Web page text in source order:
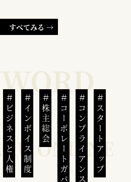
すべてみる →
ビジネスと人権インボイス制度 株主総会 コーポレートガバナンスコンプライアンススタートアップ